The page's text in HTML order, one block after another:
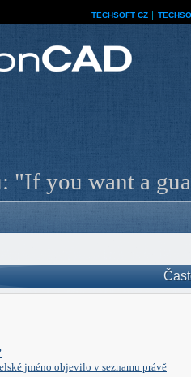
TECHSOFT CZ
"If you want a
jméno objevilo v seznamu právě